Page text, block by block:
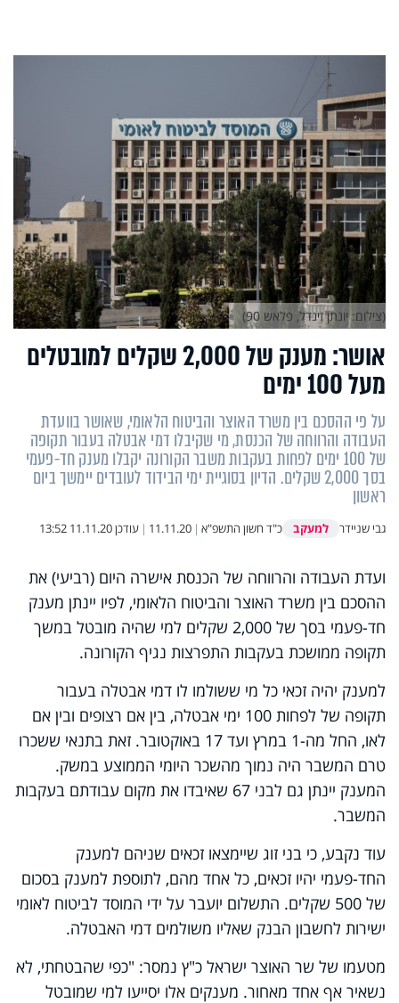
אושר: מענק של 2,000 שקלים למובטלים
מעל 100 ימים
על פי ההסכם בין משרד האוצר והביטוח הלאומי, שאושר בוועדת
העבודה והרווחה של הכנסת, מי שקיבלו דמי אבטלה בעבור תקופה
של 100 ימים לפחות בעקבות משבר הקורונה יקבלו מענק חד-פעמי
בסך 2,000 שקלים. הדיון בסוגיית ימי הבידוד לעובדים יימשך ביום
ראשון
גבי שניידר למעקב כ"ד חשון התשפ"א |
11.11.20
| עודכן11.11.20 13:52
(צילום: יונתן זינדל, פלאש 90)
ועדת העבודה והרווחה של הכנסת אישרה היום (רביעי) את
ההסכם בין משרד האוצר והביטוח הלאומי, לפיו יינתן מענק
חד-פעמי בסך של 2,000 שקלים למי שהיה מובטל במשך
תקופה ממושכת בעקבות התפרצות נגיף הקורונה.
למענק יהיה זכאי כל מי ששולמו לו דמי אבטלה בעבור
תקופה של לפחות 100 ימי אבטלה, בין אם רצופים ובין אם
לאו, החל מה-1 במרץ ועד 17 באוקטובר. זאת בתנאי ששכרו
טרם המשבר היה נמוך מהשכר היומי הממוצע במשק.
המענק יינתן גם לבני 67 שאיבדו את מקום עבודתם בעקבות
המשבר.
עוד נקבע, כי בני זוג שיימצאו זכאים שניהם למענק
החד-פעמי יהיו זכאים, כל אחד מהם, לתוספת למענק בסכום
של 500 שקלים. התשלום יועבר על ידי המוסד לביטוח לאומי
ישירות לחשבון הבנק שאליו משולמים דמי האבטלה.
מטעמו של שר האוצר ישראל כ"ץ נמסר: "כפי שהבטחתי, לא
נשאיר אף אחד מאחור. מענקים אלו יסייעו למי שמובטל